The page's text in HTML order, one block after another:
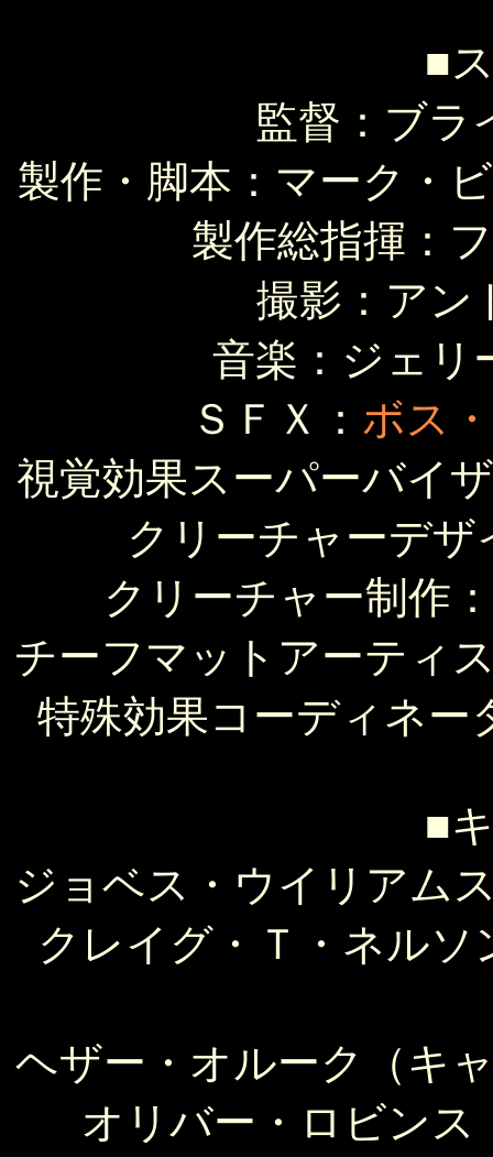
■
監督：ブラ
製作・脚本：マーク・
製作総指揮：
撮影：アン
音楽：ジェリ
ＳＦＸ： ボス
視覚効果スーパーバイ
クリーチャーデ
クリーチャー制作：
チーフマットアーティ
特殊効果コーディネー
■
ジョベス・ウイリアム
クレイグ・Ｔ・ネル
ヘザー・オルーク（キ
オリバー・ロビン